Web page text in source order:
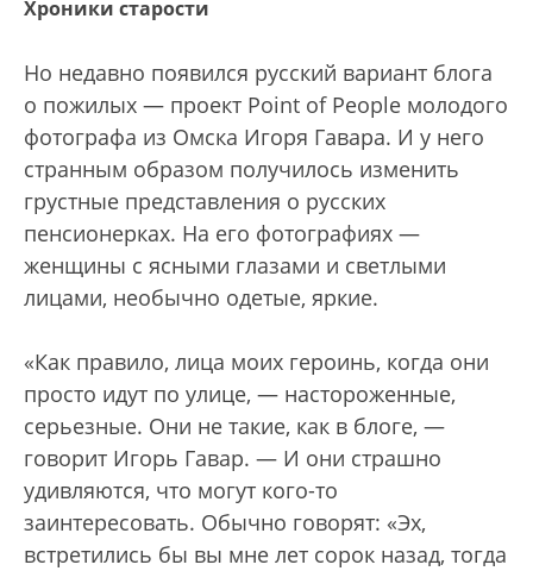
Хроники старости
Но недавно появился русский вариант блога
о пожилых — проект Point of People молодого
фотографа из Омска Игоря Гавара. И у него
странным образом получилось изменить
грустные представления о русских
пенсионерках. На его фотографиях —
женщины с ясными глазами и светлыми
лицами, необычно одетые, яркие.
«Как правило, лица моих героинь, когда они
просто идут по улице, — настороженные,
серьезные. Они не такие, как в блоге, —
говорит Игорь Гавар. — И они страшно
удивляются, что могут кого-то
заинтересовать. Обычно говорят: «Эх,
встретились бы вы мне лет сорок назад, тогда